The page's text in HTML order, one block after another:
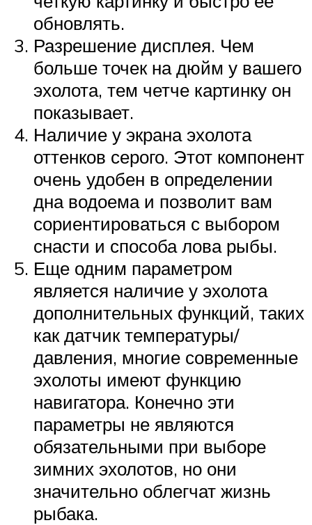
обновлять.
Разрешение дисплея. Чем
больше точек на дюйм у вашего
эхолота, тем четче картинку он
показывает.
Наличие у экрана эхолота
оттенков серого. Этот компонент
очень удобен в определении
дна водоема и позволит вам
сориентироваться с выбором
снасти и способа лова рыбы.
Еще одним параметром
является наличие у эхолота
дополнительных функций, таких
как датчик температуры/
давления, многие современные
эхолоты имеют функцию
навигатора. Конечно эти
параметры не являются
обязательными при выборе
зимних эхолотов, но они
значительно облегчат жизнь
рыбака.